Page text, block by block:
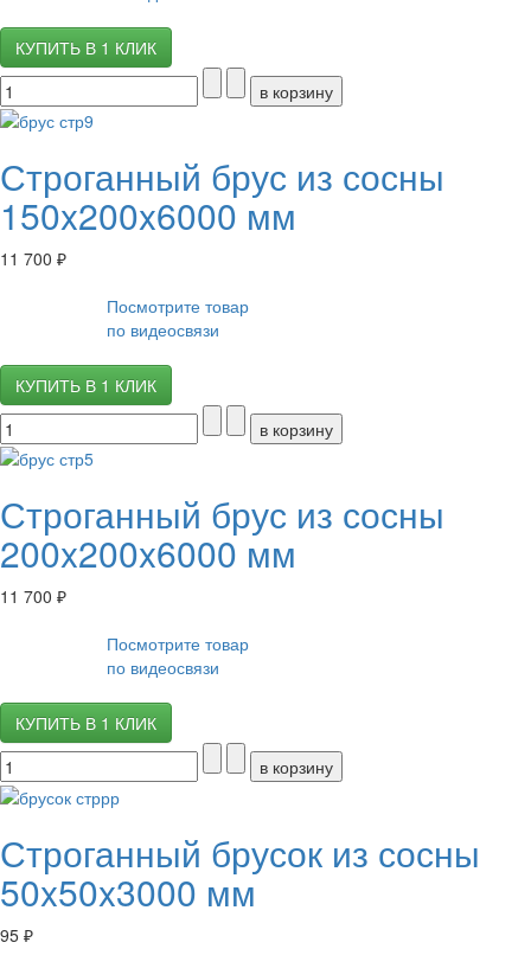
КУПИТЬ В 1 КЛИК
Строганный брус из сосны
150x200x6000 мм
11 700 ₽
Посмотрите товар
по видеосвязи
КУПИТЬ В 1 КЛИК
Строганный брус из сосны
200x200x6000 мм
11 700 ₽
Посмотрите товар
по видеосвязи
КУПИТЬ В 1 КЛИК
Строганный брусок из сосны
50x50x3000 мм
95 ₽